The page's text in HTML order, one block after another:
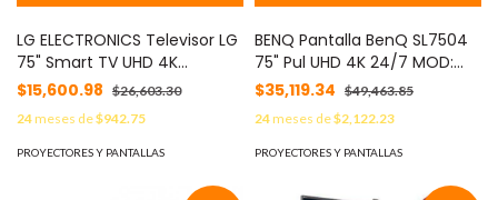
LG ELECTRONICS Televisor LG
75" Smart TV UHD 4K
3840X2160 Semi hotelera
MOD: 75UA751C0SA
$15,600.98 $26,603.30
24meses de$942.75
PROYECTORES Y PANTALLAS
BENQ Pantalla BenQ SL7504
75" Pul UHD 4K 24/7 MOD:
SL7504
$35,119.34 $49,463.85
24meses de$2,122.23
PROYECTORES Y PANTALLAS